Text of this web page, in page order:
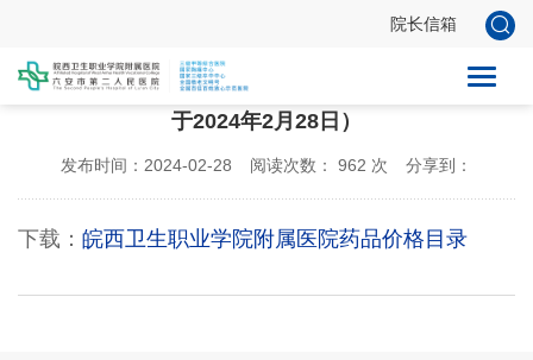
院长信箱
皖西卫生职业学院附属医院药品目录价格公示（更新
于2024年2月28日）
发布时间：2024-02-28 阅读次数： 962 次 分享到：
下载： 皖西卫生职业学院附属医院药品价格目录